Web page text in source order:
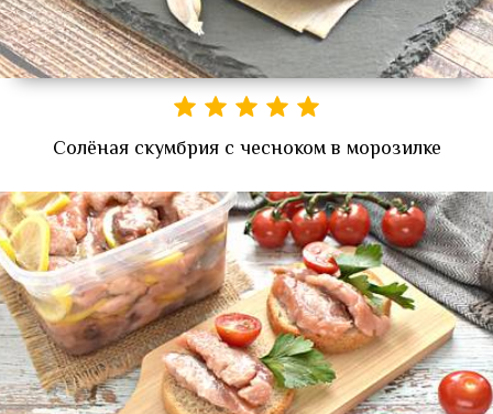
Солёная скумбрия с чесноком в морозилке